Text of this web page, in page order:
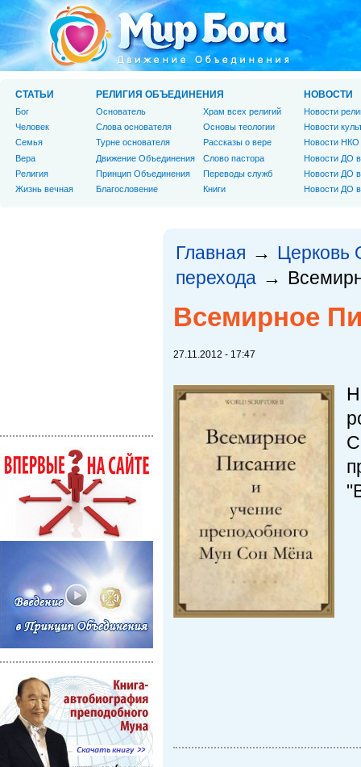
Главная → Церковь
перехода →
Всемирное
27.11.2012 - 17:47
СТАТЬИ
Бог
Человек
Cемья
Вера
Религия
Жизнь вечная
РЕЛИГИЯ ОБЪЕДИНЕНИЯ
Основатель
Слова основателя
Турне основателя
Движение Объединения
Принцип Объединения
Благословение
Храм всех религий
Основы теологии
Рассказы о вере
Слово пастора
Переводы служб
Книги
НОВОСТИ
Новости
Новости
Новости НКО
Новости ДО
Новости ДО
Новости ДО